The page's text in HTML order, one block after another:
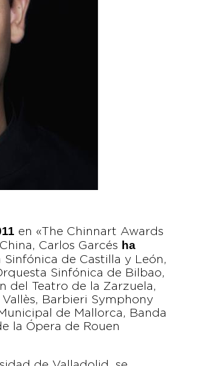
en «The Chinnart Awards
Carlos Garcés ha
de Castilla y León,
Sinfónica de Bilbao,
del Teatro de la Zarzuela,
Barbieri Symphony
de Mallorca, Banda
la Ópera de Rouen